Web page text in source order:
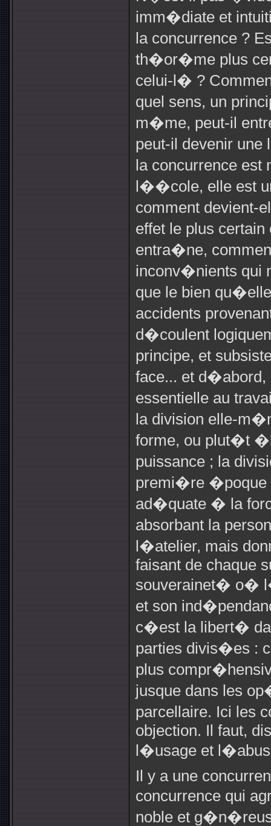
imm�diate et
la concurrence ?
th�or�me plus
celui-l� ?
quel sens, un
m�me, peut-il
peut-il devenir
la concurrence
l��cole, elle est
comment devient-
effet le plus
entra�ne,
inconv�nients qui
que le bien
accidents
d�coulent
principe, et
face... et d�abord,
essentielle au
la division elle-
forme, ou plut�t
puissance ; la
premi�re �poque
ad�quate � la
absorbant la
l�atelier, mais
faisant de chaque
souverainet� o�
et son
c�est la libert�
parties divis�es :
plus
jusque dans les
parcellaire. Ici les
objection. Il faut,
l�usage et
Il y a une
concurrence qui
noble et